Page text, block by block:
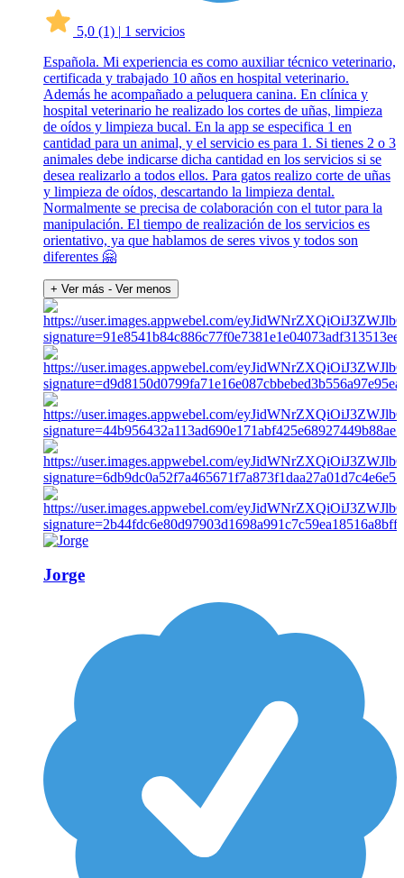
5,0 (1) | 1 servicios
Española. Mi experiencia es como auxiliar técnico veterinario,
certificada y trabajado 10 años en hospital veterinario.
Además he acompañado a peluquera canina. En clínica y
hospital veterinario he realizado los cortes de uñas, limpieza
de oídos y limpieza bucal. En la app se especifica 1 en
cantidad para un animal, y el servicio es para 1. Si tienes 2 o 3
animales debe indicarse dicha cantidad en los servicios si se
desea realizarlo a todos ellos. Para gatos realizo corte de uñas
y limpieza de oídos, descartando la limpieza dental.
Normalmente se precisa de colaboración con el tutor para la
manipulación. El tiempo de realización de los servicios es
orientativo, ya que hablamos de seres vivos y todos son
diferentes 🤗
+ Ver más - Ver menos
Jorge